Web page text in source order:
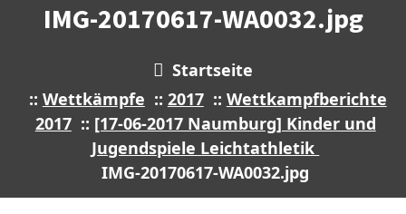
IMG-20170617-WA0032.jpg
Startseite
:: Wettkämpfe :: 2017:: Wettkampfberichte
2017:: [17-06-2017 Naumburg] Kinder und
Jugendspiele Leichtathletik
IMG-20170617-WA0032.jpg